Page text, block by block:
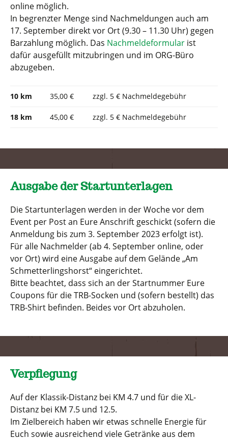
online möglich.
In begrenzter Menge sind Nachmeldungen auch am
17. September direkt vor Ort (9.30 – 11.30 Uhr) gegen
Barzahlung möglich. Das Nachmeldeformular ist
dafür ausgefüllt mitzubringen und im ORG-Büro
abzugeben.
10 km 35,00 € zzgl. 5 € Nachmeldegebühr
18 km 45,00 € zzgl. 5 € Nachmeldegebühr
Ausgabe der Startunterlagen
Die Startunterlagen werden in der Woche vor dem
Event per Post an Eure Anschrift geschickt (sofern die
Anmeldung bis zum 3. September 2023 erfolgt ist).
Für alle Nachmelder (ab 4. September online, oder
vor Ort) wird eine Ausgabe auf dem Gelände „Am
Schmetterlingshorst“ eingerichtet.
Bitte beachtet, dass sich an der Startnummer Eure
Coupons für die TRB-Socken und (sofern bestellt) das
TRB-Shirt befinden. Beides vor Ort abzuholen.
Verpflegung
Auf der Klassik-Distanz bei KM 4.7 und für die XL-
Distanz bei KM 7.5 und 12.5.
Im Zielbereich haben wir etwas schnelle Energie für
Euch sowie ausreichend viele Getränke aus dem